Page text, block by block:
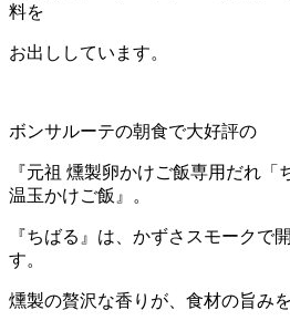
料を
お出ししています。
ボンサルーテの朝食で大好評の
『元祖 燻製卵かけご飯専用だれ
温玉かけご飯』。
『ちばる』は、かずさスモークで
す。
燻製の贅沢な香りが、食材の旨み